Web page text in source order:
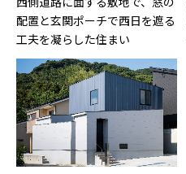
配置と玄関ポーチで西日を遮る
工夫を凝らした住まい